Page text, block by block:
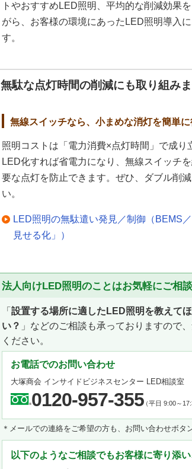
トやおすすめLED照明、平均的な削減効果
がら、お客様の環境にあったLED照明導入
す。
無駄な点灯時間の削減にも取り組み
無線スイッチなら、小まめな消灯を簡単
照明コストは「電力消費×点灯時間」で成り
LED化すれば省電力になり、無線スイッチ
要な点灯を防止できます。ぜひ、ダブル削
い。
LED照明の無駄遣い発見／制御（BEMS
見せる化」）
法人向けLED照明のことはお気軽にご相談
「 設置する場所に適したLED照明を教えて
い？ 」などのご相談も承っておりますので
ください。
お電話でのお問い合わせ
大塚商会 インサイドビジネスセンター LED相談室
0120-957-355（平日 9:00～
＊メールでの連絡をご希望の方も、お問い合わせボタ
以下のようなご相談でもお客様に寄り添